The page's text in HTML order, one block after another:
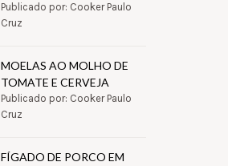
Publicado por: Cooker Paulo
Cruz
MOELAS AO MOLHO DE
TOMATE E CERVEJA
Publicado por: Cooker Paulo
Cruz
FÍGADO DE PORCO EM